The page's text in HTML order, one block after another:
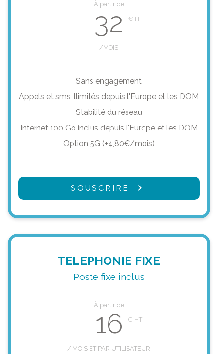
À partir de
32
/MOIS
Sans engagement
Appels et sms illimités depuis l'Europe et les DOM
Stabilité du réseau
Internet 100 Go inclus depuis l'Europe et les DOM
Option 5G (+4,80€/mois)
SOUSCRIRE
TELEPHONIE FIXE
Poste fixe inclus
À partir de
16
/ MOIS ET PAR UTILISATEUR